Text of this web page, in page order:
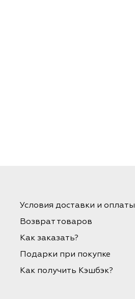
Условия доставки и оплаты
Возврат товаров
Как заказать?
Подарки при покупке
Как получить Кэшбэк?